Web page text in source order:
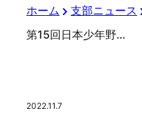
ホーム 支部ニュース
第15回日本少年野球リスト杯争奪秋季神奈川大会
2022.11.7